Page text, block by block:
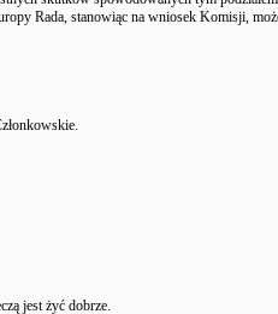
Rada, stanowiąc na wniosek Komisji,
jest żyć dobrze.